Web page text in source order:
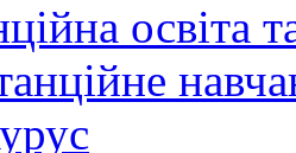
освіта